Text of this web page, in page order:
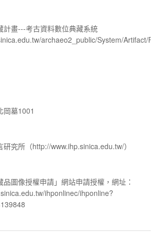
計畫---考古資料數位典藏系統
archaeo2_public/System/Artifact/
岡墓1001
究所（http://www.ihp.sinica.edu.tw/）
圖像授權申請」網站申請授權，網址：
ihponlinec/ihponline?